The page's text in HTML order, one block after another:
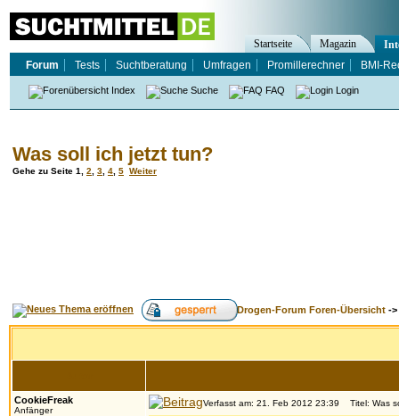
Was soll ich jetzt tun?
Gehe zu Seite 1 2 3 4 5 Weiter
Drogen-Forum Foren-Übersicht ->
CookieFreak
Anfänger
Verfasst am: 21. Feb 2012 23:39 Titel: Was
Startseite Magazin
Forum
Tests Suchtberatung Umfragen Promillerechner BMI-
Index Suche FAQ Login